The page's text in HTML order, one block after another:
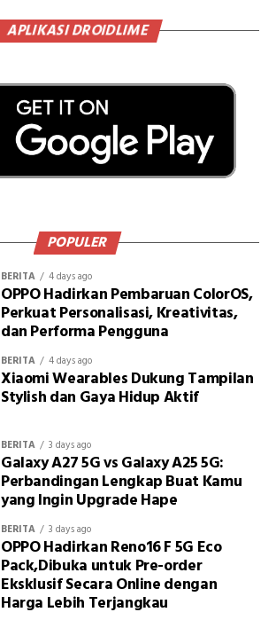
APLIKASI DROIDLIME
POPULER
BERITA 4 days ago
OPPO Hadirkan Pembaruan ColorOS,
Perkuat Personalisasi, Kreativitas,
dan Performa Pengguna
BERITA 4 days ago
Xiaomi Wearables Dukung Tampilan
Stylish dan Gaya Hidup Aktif
BERITA 3 days ago
Galaxy A27 5G vs Galaxy A25 5G:
Perbandingan Lengkap Buat Kamu
yang Ingin Upgrade Hape
BERITA 3 days ago
OPPO Hadirkan Reno16 F 5G Eco
Pack,Dibuka untuk Pre-order
Eksklusif Secara Online dengan
Harga Lebih Terjangkau